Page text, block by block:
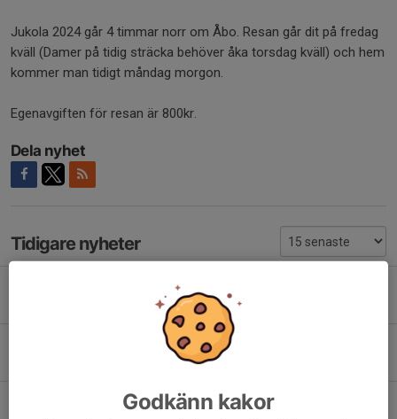
Jukola 2024 går 4 timmar norr om Åbo. Resan går dit på fredag
kväll (Damer på tidig sträcka behöver åka torsdag kväll) och hem
kommer man tidigt måndag morgon.
Egenavgiften för resan är 800kr.
Dela nyhet
Tidigare nyheter
Anmäl dig till Jukola senast på söndag!
0
Anmälan till Stafettligan #1 - Kolmårdskavlen
Godkänn kakor